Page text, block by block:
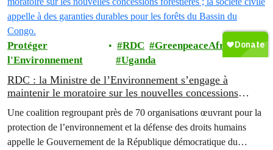
Protéger
l'Environnement
RDC
GreenpeaceAfrique
Uganda
RDC : la Ministre de l’Environnement s’engage à
maintenir le moratoire sur les nouvelles concessions
forestières ; la société civile appelle à des garanties
durables pour les forêts du Bassin du Congo.
Une coalition regroupant près de 70 organisations œuvrant pour la
protection de l’environnement et la défense des droits humains
appelle le Gouvernement de la République démocratique du